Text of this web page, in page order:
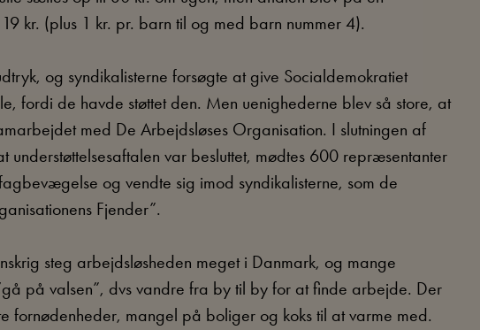
kr. (plus 1 kr. pr. barn til og med barn nummer 4).
og syndikalisterne forsøgte at give Socialdemokratiet
fordi de havde støttet den. Men uenighederne blev så store, at
med De Arbejdsløses Organisation. I slutningen af
understøttelsesaftalen var besluttet, mødtes 600 repræsentanter
og vendte sig imod syndikalisterne, som de
Fjender”.
steg arbejdsløsheden meget i Danmark, og mange
på valsen”, dvs vandre fra by til by for at finde arbejde. Der
fornødenheder, mangel på boliger og koks til at varme med.